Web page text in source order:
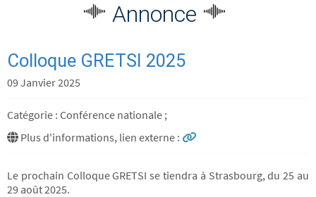
Annonce
Colloque GRETSI 2025
09 Janvier 2025
Catégorie : Conférence nationale ;
Plus d'informations, lien externe :
Le prochain Colloque GRETSI se tiendra à Strasbourg, du 25 au
29 août 2025.